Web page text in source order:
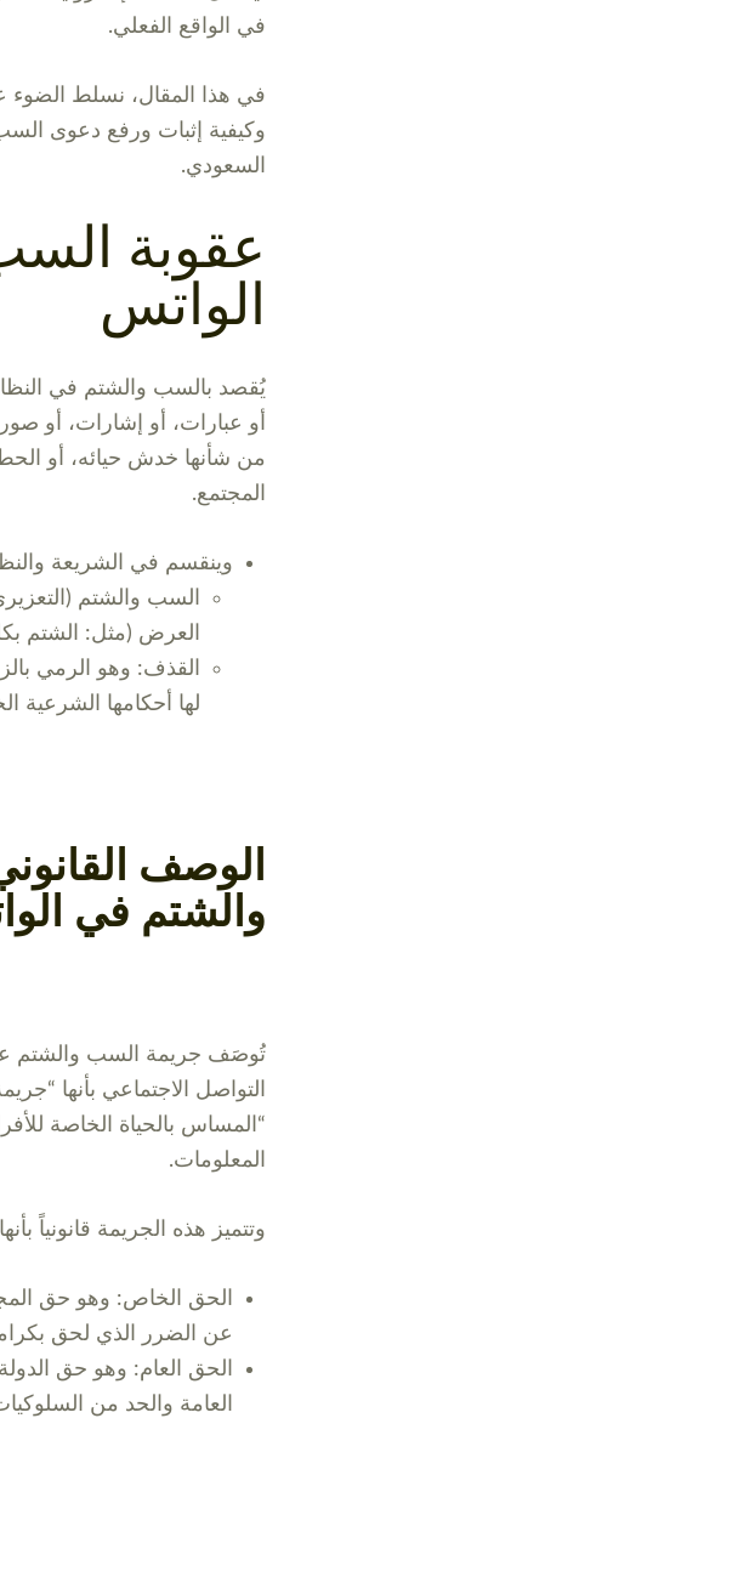
في الواقع الفعلي.
في هذا المقال، نسلط الضوء
وكيفية إثبات ورفع دعوى
السعودي.
عقوبة
الواتس
يُقصد بالسب والشتم في
أو عبارات، أو إشارات، أو
من شأنها خدش حيائه، أو الحط
المجتمع.
وينقسم في الشريعة
السب والشتم
العرض (مثل: الشتم
القذف: وهو الرمي
لها أحكامها الشرعية
الوصف
والشتم في
تُوصَف جريمة السب والشتم
التواصل الاجتماعي بأنها
“المساس بالحياة الخاصة
المعلومات.
وتتميز هذه الجريمة قانونياً
الحق الخاص: وهو حق
عن الضرر الذي لحق
الحق العام: وهو حق
العامة والحد من